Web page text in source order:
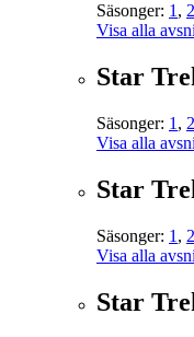
Säsonger: 1, 2
Visa alla
Star
Säsonger: 1 , 2
Visa alla
Star
Säsonger: 1 , 2
Visa alla
Star